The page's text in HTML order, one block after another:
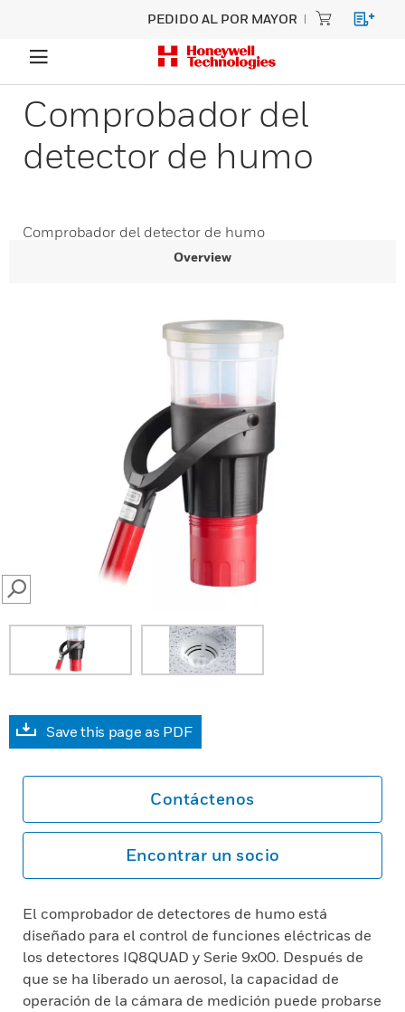
PEDIDO AL POR MAYOR
Comprobador del
detector de humo
Comprobador del detector de humo
Overview
SEARCH
Save this page as PDF
Contáctenos
Encontrar un socio
El comprobador de detectores de humo está
diseñado para el control de funciones eléctricas de
los detectores IQ8QUAD y Serie 9x00. Después de
que se ha liberado un aerosol, la capacidad de
operación de la cámara de medición puede probarse